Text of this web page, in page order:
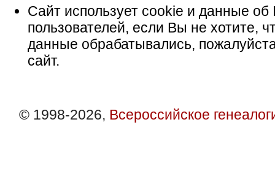
Сайт использует cookie и данные об
пользователей, если Вы не хотите,
данные обрабатывались,
сайт.
© 1998-2026, Всероссийское